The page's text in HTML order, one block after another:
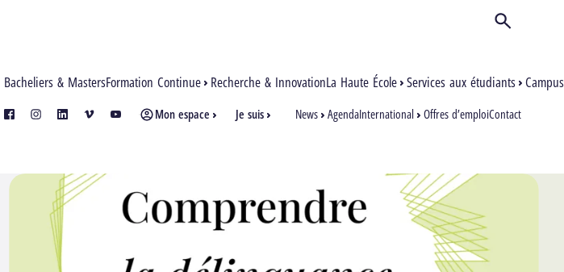
Bacheliers & MastersFormation Continue Recherche & InnovationLa Haute École Services aux étudiants Campus
Mon espace Je suis News AgendaInternational Offres d’emploiContact
facebookinstagramlinkedinvimeo youtube
Ouvrir/